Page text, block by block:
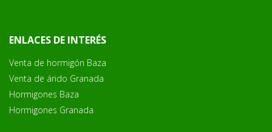
ENLACES DE INTERÉS
Venta de hormigón Baza
Venta de árido Granada
Hormigones Baza
Hormigones Granada